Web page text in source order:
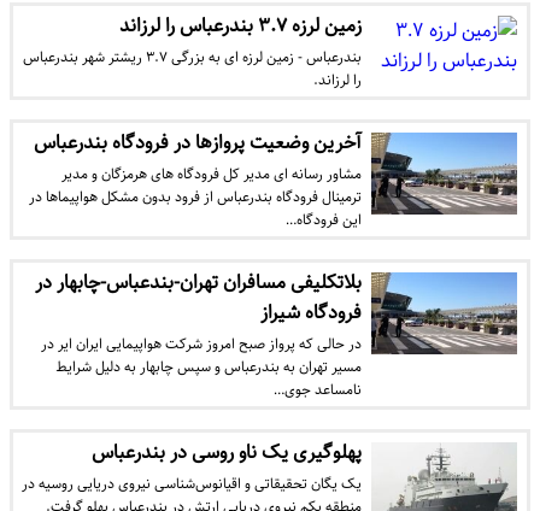
زمین لرزه ۳.۷ بندرعباس را لرزاند
بندرعباس - زمین لرزه ای به بزرگی ۳.۷ ریشتر شهر بندرعباس
را لرزاند.
آخرین وضعیت پروازها در فرودگاه بندرعباس
مشاور رسانه ای مدیر کل فرودگاه های هرمزگان و مدیر
ترمینال فرودگاه بندرعباس از فرود بدون مشکل هواپیماها در
این فرودگاه…
بلاتکلیفی مسافران تهران-بندعباس-چابهار در
فرودگاه شیراز
در حالی که پرواز صبح امروز شرکت هواپیمایی ایران ایر در
مسیر تهران به بندرعباس و سپس چابهار به دلیل شرایط
نامساعد جوی…
پهلوگیری یک ناو روسی در بندرعباس
یک یگان تحقیقاتی و اقیانوس‌شناسی نیروی دریایی روسیه در